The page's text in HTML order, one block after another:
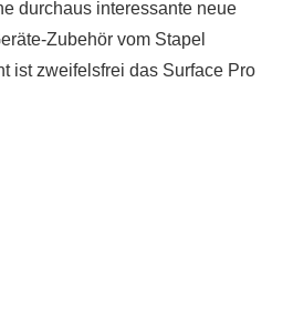
durchaus interessante neue
Zubehör vom Stapel
ist zweifelsfrei das Surface Pro